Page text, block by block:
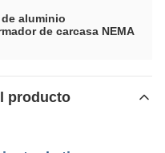
de aluminio
de carcasa NEMA
producto